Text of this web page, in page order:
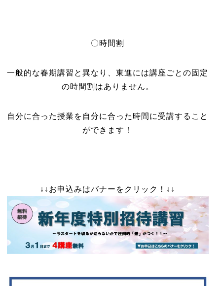
〇時間割
一般的な春期講習と異なり、東進には講座ごとの固定
の時間割はありません。
自分に合った授業を自分に合った時間に受講すること
ができます！
↓↓お申込みはバナーをクリック！↓↓